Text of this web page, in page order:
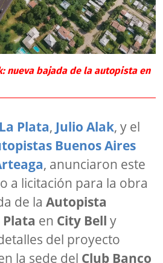
nueva bajada de la autopista en
La Plata, Julio Alak, y el
Buenos Aires
, anunciaron este
a licitación para la obra
de la Autopista
Plata en City Bell y
del proyecto
la sede del Club Banco